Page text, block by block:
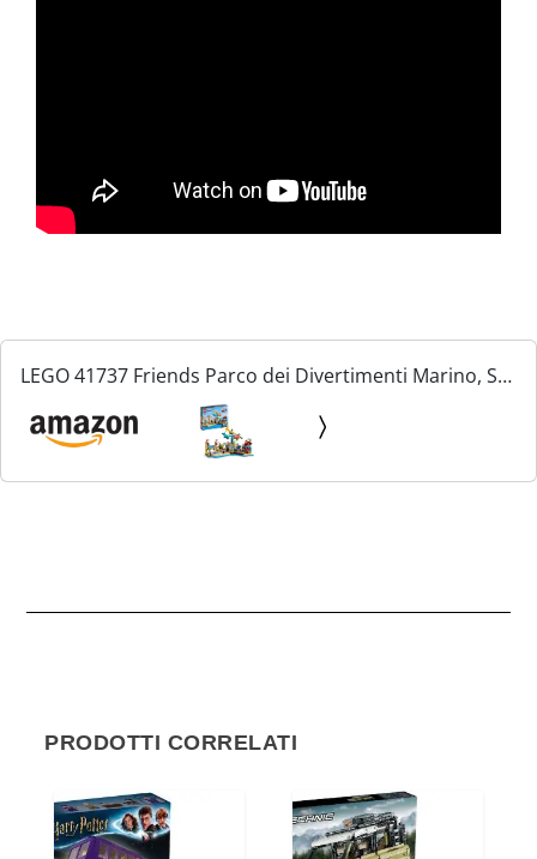
LEGO 41737 Friends Parco dei Divertimenti Marino, Set
Luna Park con Elementi Technic, Giochi per Bambini
dai 12 anni con Giostra con Delfino, Tartaruga e...
PRODOTTI CORRELATI